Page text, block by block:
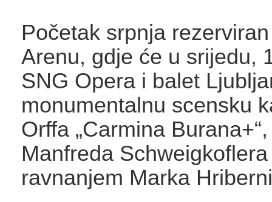
Početak srpnja
Arenu, gdje će u srijedu,
SNG Opera i balet
monumentalnu scensku
Orffa „Carmina
Manfreda
ravnanjem Marka